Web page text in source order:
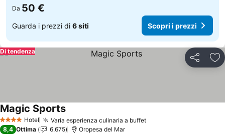
Da 50 €
Guarda i prezzi di 6 siti Scopri i prezzi
Condividi
Di tendenza
4 Stelle Hotel Varia esperienza culinaria a buffet
Magic Sports
8,4 Ottima 6.675 Oropesa del Mar